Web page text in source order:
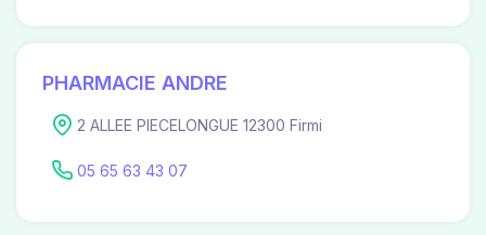
PHARMACIE ANDRE
2 ALLEE PIECELONGUE 12300 Firmi
05 65 63 43 07